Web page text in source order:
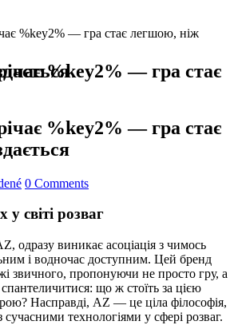
%key2% — гра стає легшою, ніж
ніж здається
%key2% — гра стає
0 Comments
у світі розваг
одразу виникає асоціація з чимось
і водночас доступним. Цей бренд
звичного, пропонуючи не просто гру, а
що ж стоїть за цією
Насправді, AZ — це ціла філософія,
технологіями у сфері розваг.